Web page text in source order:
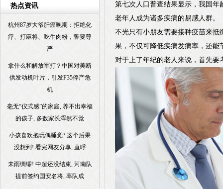
热点资讯
杭州87岁大爷肝癌晚期：拒绝化
疗、打麻将、吃牛肉粉，誓要尊
严
拿什么和解放军打？中国对美断
供发动机叶片，引发F35停产危
机
毫无“仪式感”的家庭, 养不出幸福
的孩子, 多数家长浑然不觉
小孩喜欢抱玩偶睡觉? 这个后果
没想到! 看完网友分享, 直呼
未雨绸缪! 中超还没结束, 河南队
提前签约国安名将, 率队成
第七次人口普查结果显示，我国年
老年人成为诸多疾病的易感人群。
不光只有小朋友需要接种疫苗来
果，不仅可降低疾病发病率，还能
对于上了年纪的老人来说，首先要